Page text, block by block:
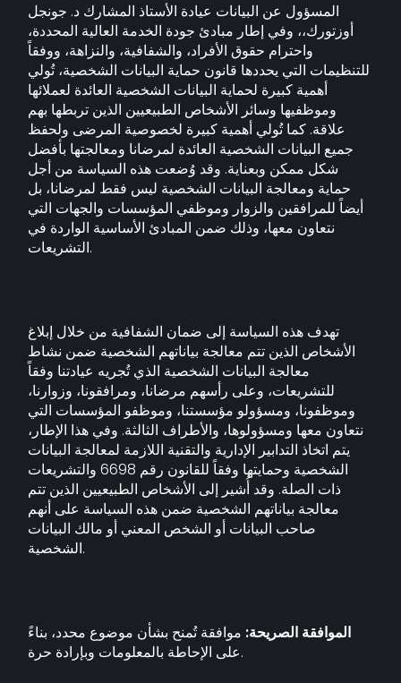
المسؤول عن البيانات عيادة الأستاذ المشارك د. جونجل
أوزتورك،، وفي إطار مبادئ جودة الخدمة العالية المحددة،
واحترام حقوق الأفراد، والشفافية، والنزاهة، ووفقاً
للتنظيمات التي يحددها قانون حماية البيانات الشخصية، تُولي
أهمية كبيرة لحماية البيانات الشخصية العائدة لعملائها
وموظفيها وسائر الأشخاص الطبيعيين الذين تربطها بهم
علاقة. كما تُولي أهمية كبيرة لخصوصية المرضى ولحفظ
جميع البيانات الشخصية العائدة لمرضانا ومعالجتها بأفضل
شكل ممكن وبعناية. وقد وُضعت هذه السياسة من أجل
حماية ومعالجة البيانات الشخصية ليس فقط لمرضانا، بل
أيضاً للمرافقين والزوار وموظفي المؤسسات والجهات التي
نتعاون معها، وذلك ضمن المبادئ الأساسية الواردة في
التشريعات.
تهدف هذه السياسة إلى ضمان الشفافية من خلال إبلاغ
الأشخاص الذين تتم معالجة بياناتهم الشخصية ضمن نشاط
معالجة البيانات الشخصية الذي تُجريه عيادتنا وفقاً
للتشريعات، وعلى رأسهم مرضانا، ومرافقونا، وزوارنا،
وموظفونا، ومسؤولو مؤسستنا، وموظفو المؤسسات التي
نتعاون معها ومسؤولوها، والأطراف الثالثة. وفي هذا الإطار،
يتم اتخاذ التدابير الإدارية والتقنية اللازمة لمعالجة البيانات
الشخصية وحمايتها وفقاً للقانون رقم 6698 والتشريعات
ذات الصلة. وقد أُشير إلى الأشخاص الطبيعيين الذين تتم
معالجة بياناتهم الشخصية ضمن هذه السياسة على أنهم
صاحب البيانات أو الشخص المعني أو مالك البيانات
الشخصية.
الموافقة الصريحة: موافقة تُمنح بشأن موضوع محدد، بناءً
على الإحاطة بالمعلومات وبإرادة حرة.